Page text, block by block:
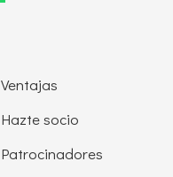
Ventajas
Hazte socio
Patrocinadores